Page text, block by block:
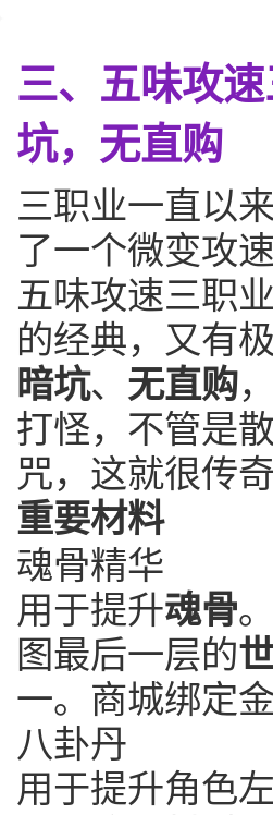
三、五味攻
坑，无直购
三职业一直以
了一个微变攻
五味攻速三职
的经典，又有
暗坑、 无直购
打怪，不管是
咒，这就很传奇
重要材料
魂骨精华
用于提升魂骨
图最后一层的
一。商城绑定
八卦丹
用于提升角色